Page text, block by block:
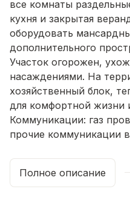
все комнаты
кухня и закрытая
оборудовать
дополнительного
Участок огорожен,
насаждениями. На
хозяйственный блок,
для комфортной жизни
Коммуникации: газ
прочие коммуникации
общественного
развитая
Полное описание